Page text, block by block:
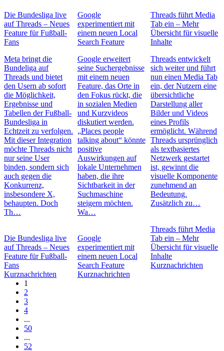
Die Bundesliga live
auf Threads – Neues
Feature für Fußball-
Fans
Meta bringt die
Bundeliga auf
Threads und bietet
den Usern ab sofort
die Möglichkeit,
Ergebnisse und
Tabellen der Fußball-
Bundesliga in
Echtzeit zu verfolgen.
Mit dieser Integration
möchte Threads nicht
nur seine User
binden, sondern sich
auch gegen die
Konkurrenz,
insbesondere X,
behaupten. Doch
Th…
Die Bundesliga live
auf Threads – Neues
Feature für Fußball-
Fans
Kurznachrichten
Google
experimentiert mit
einem neuen Local
Search Feature
Google erweitert
seine Suchergebnisse
mit einem neuen
Feature, das Orte in
den Fokus rückt, die
in sozialen Medien
und Kurzvideos
diskutiert werden.
„Places people
talking about“ könnte
positive
Auswirkungen auf
lokale Unternehmen
haben, die ihre
Sichtbarkeit in der
Suchmaschine
steigern möchten.
Wa…
Google
experimentiert mit
einem neuen Local
Search Feature
Kurznachrichten
Threads führt Media
Tab ein – Mehr
Übersicht für visuelle
Inhalte
Threads entwickelt
sich weiter und führt
nun einen Media Tab
ein, der Nutzern eine
übersichtliche
Darstellung aller
Bilder und Videos
eines Profils
ermöglicht. Während
Threads ursprünglich
als textbasiertes
Netzwerk gestartet
ist, gewinnt die
visuelle Komponente
zunehmend an
Bedeutung.
Zusätzlich zu…
Threads führt Media
Tab ein – Mehr
Übersicht für visuelle
Inhalte
Kurznachrichten
1
2
3
4
...
50
...
52